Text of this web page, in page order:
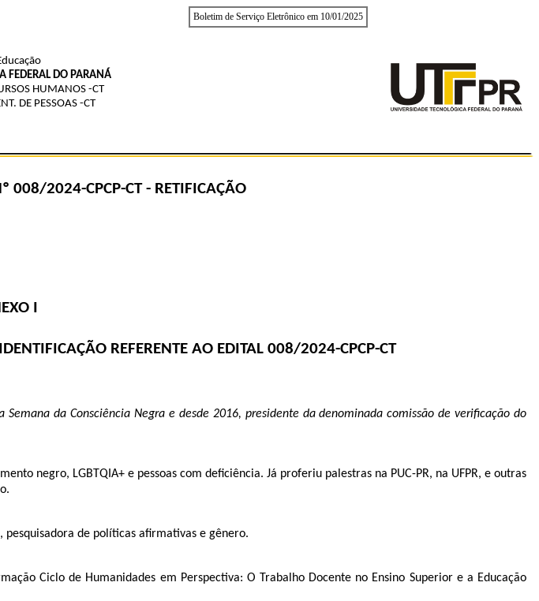
Boletim de Serviço Eletrônico em 10/01/2025
FEDERAL DO PARANÁ
HUMANOS -CT
DE PESSOAS -CT
008/2024-CPCP-CT - RETIFICAÇÃO
I
REFERENTE AO EDITAL 008/2024-CPCP-CT
da Consciência Negra e desde 2016, presidente da denominada comissão de verificação do
negro, LGBTQIA+ e pessoas com deficiência. Já proferiu palestras na PUC-PR, na UFPR, e outras
pesquisadora de políticas afirmativas e gênero.
Ciclo de Humanidades em Perspectiva: O Trabalho Docente no Ensino Superior e a Educação